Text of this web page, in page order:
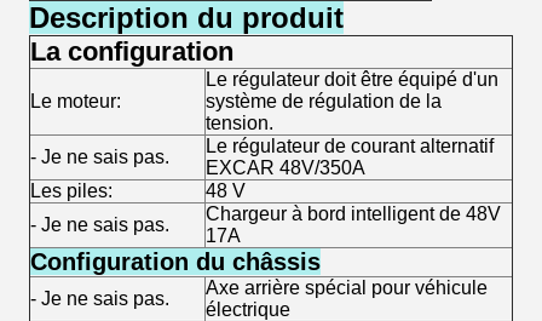
Description du produit
La configuration
Le moteur:
Le régulateur doit être équipé d'un
système de régulation de la
tension.
- Je ne sais pas.
Le régulateur de courant alternatif
EXCAR 48V/350A
Les piles:
48 V
- Je ne sais pas.
Chargeur à bord intelligent de 48V
17A
Configuration du châssis
- Je ne sais pas.
Axe arrière spécial pour véhicule
électrique